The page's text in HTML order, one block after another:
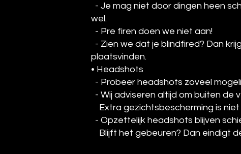
- Je mag niet door dingen heen
wel.
- Pre firen doen we niet aan!
- Zien we dat je blindfired? Dan
plaatsvinden.
• Headshots
- Probeer headshots zoveel
- Wij adviseren altijd om buiten de
Extra gezichtsbescherming is
- Opzettelijk headshots blijven
Blijft het gebeuren? Dan eindigt